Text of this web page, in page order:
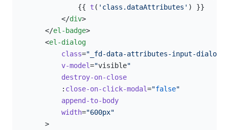
                {{
t ( 'class.dataAttributes' ) }}
            </
div>
        </
el-badge>
        <
el-dialog
            class
="_fd-data-attributes-input-dialog
            v-model
="visible"
            destroy-on-close
            :
close-on-click-modal="false"
            append-to-body
            width
="600px"
        >